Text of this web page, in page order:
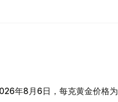
年8月6日，每克黄金价格为